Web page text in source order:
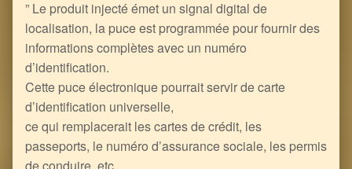
” Le produit injecté émet un signal digital de
localisation, la puce est programmée pour fournir des
informations complètes avec un numéro
d’identification.
Cette puce électronique pourrait servir de carte
d’identification universelle,
ce qui remplacerait les cartes de crédit, les
passeports, le numéro d’assurance sociale, les permis